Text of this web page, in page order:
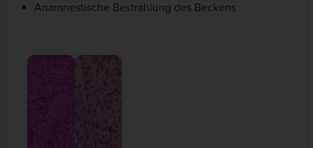
Anamnestische Bestrahlung des Beckens